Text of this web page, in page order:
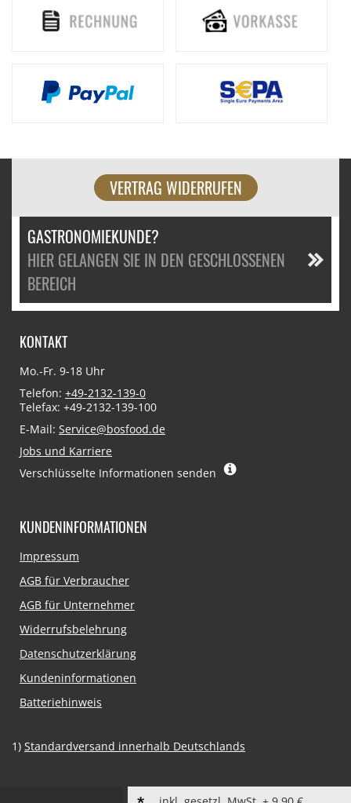
VERTRAG WIDERRUFEN
GASTRONOMIEKUNDE?
HIER GELANGEN SIE IN DEN GESCHLOSSENEN
BEREICH
KONTAKT
Mo.-Fr. 9-18 Uhr
Telefon: +49-2132-139-0
Telefax: +49-2132-139-100
E-Mail: Service@bosfood.de
Jobs und Karriere
Verschlüsselte Informationen senden
KUNDENINFORMATIONEN
Navigation
Impressum
AGB für Verbraucher
AGB für Unternehmer
Widerrufsbelehrung
Datenschutzerklärung
Kundeninformationen
Batteriehinweis
1) Standardversand innerhalb Deutschlands